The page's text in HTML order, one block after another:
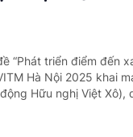
“Phát triển điểm đến
Hà Nội 2025 khai
động Hữu nghị Việt